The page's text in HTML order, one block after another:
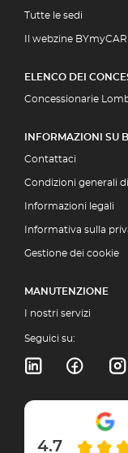
Tutte le sedi
Il webzine BYmyCAR
ELENCO DEI
Concessionarie
INFORMAZIONI SU
Contattaci
Condizioni generali
Informazioni legali
Informativa sulla
Gestione dei cookie
MANUTENZIONE
I nostri servizi
Seguici su:
4.7